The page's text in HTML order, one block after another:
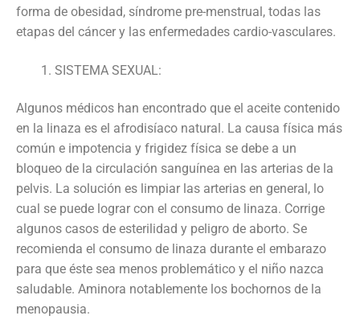
forma de obesidad, síndrome pre-menstrual, todas las
etapas del cáncer y las enfermedades cardio-vasculares.
SISTEMA SEXUAL:
Algunos médicos han encontrado que el aceite contenido
en la linaza es el afrodisíaco natural. La causa física más
común e impotencia y frigidez física se debe a un
bloqueo de la circulación sanguínea en las arterias de la
pelvis. La solución es limpiar las arterias en general, lo
cual se puede lograr con el consumo de linaza. Corrige
algunos casos de esterilidad y peligro de aborto. Se
recomienda el consumo de linaza durante el embarazo
para que éste sea menos problemático y el niño nazca
saludable. Aminora notablemente los bochornos de la
menopausia.